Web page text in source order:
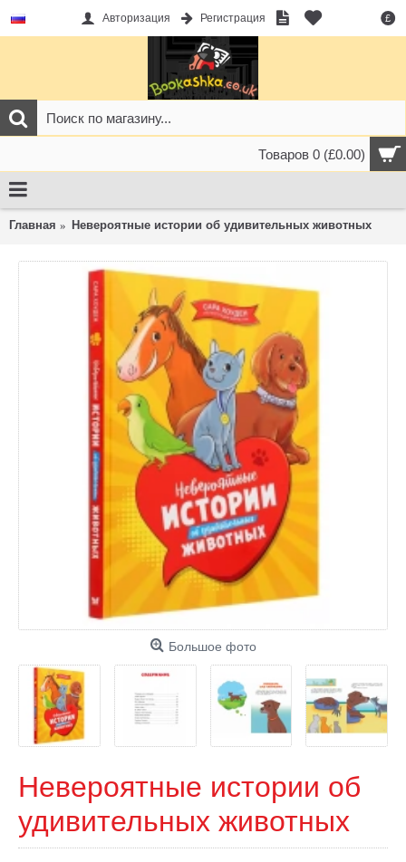
£
Авторизация Регистрация
Товаров 0 (£0.00)
Главная Невероятные истории об удивительных животных
Большое фото
Невероятные истории об
удивительных животных